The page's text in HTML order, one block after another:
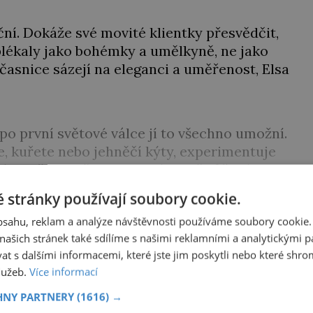
Dokáže své movité klientky přesvědčit,
jako bohémky a umělkyně, ne jako
sázejí na eleganci a uměřenost, Elsa
první světové válce jí to všechno umožní.
kuřete nebo jehněčí kýty, experimentuje
použije na šatech odstín sytě růžové.
dočtení. Nenechte si to ujít!
V KLUBUHISTORY PLUS ?
stránky používají soubory cookie.
reklam a analýze návštěvnosti používáme soubory
stránek také sdílíme s našimi reklamními a analytickými
s dalšími informacemi, které jste jim poskytli nebo které
Více informací
PARTNERY (1616) →